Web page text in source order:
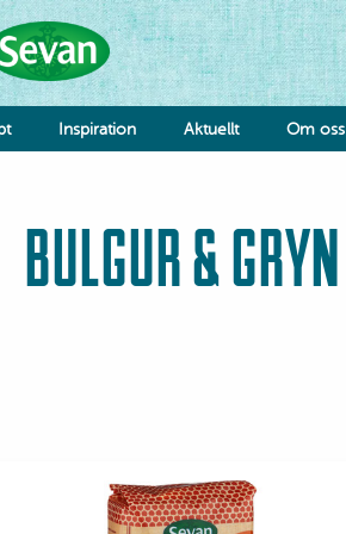
Inspiration Aktuellt Om oss
BULGUR & GRYN